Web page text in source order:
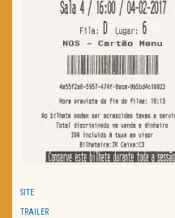
SITE
TRAILER